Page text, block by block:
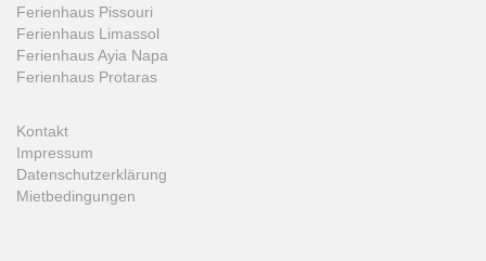
Ferienhaus Pissouri
Ferienhaus Limassol
Ferienhaus Ayia Napa
Ferienhaus Protaras
Kontakt
Impressum
Datenschutzerklärung
Mietbedingungen